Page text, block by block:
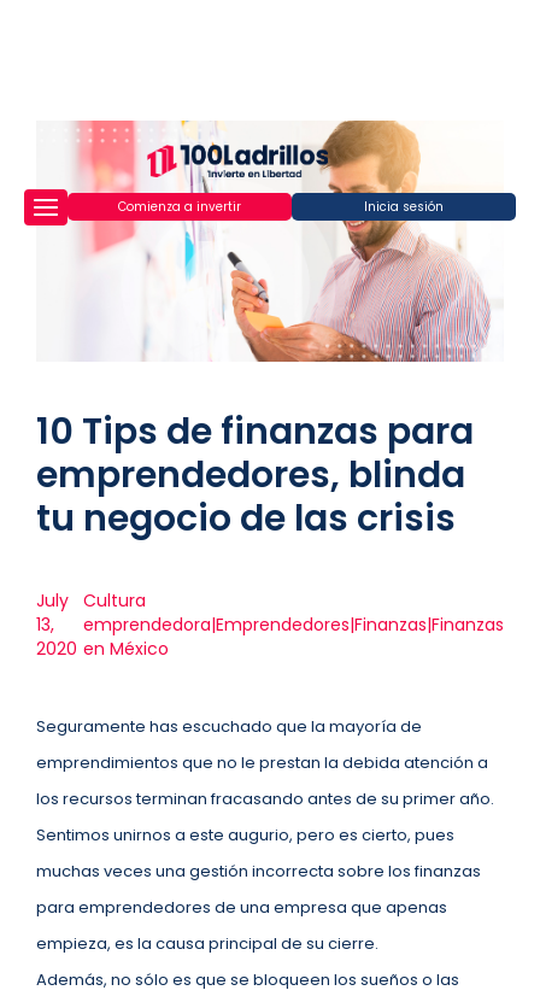
Comienza a invertir Inicia sesión
10 Tips de finanzas para
emprendedores, blinda
tu negocio de las crisis
July
13,
2020
Cultura
emprendedora|Emprendedores|Finanzas|Finanzas
en México
Seguramente has escuchado que la mayoría de
emprendimientos que no le prestan la debida atención a
los recursos terminan fracasando antes de su primer año.
Sentimos unirnos a este augurio, pero es cierto, pues
muchas veces una gestión incorrecta sobre los finanzas
para emprendedores de una empresa que apenas
empieza, es la causa principal de su cierre.
Además, no sólo es que se bloqueen los sueños o las